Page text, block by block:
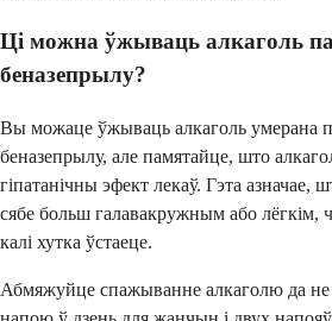
Ці можна ўжываць алкаголь
беназепрылу?
Вы можаце ўжываць алкаголь умерана
беназепрылу, але памятайце, што
гіпатанічны эфект лекаў. Гэта
сябе больш галавакружным або лёгкім,
калі хутка ўстаеце.
Абмяжуйце спажыванне алкаголю да